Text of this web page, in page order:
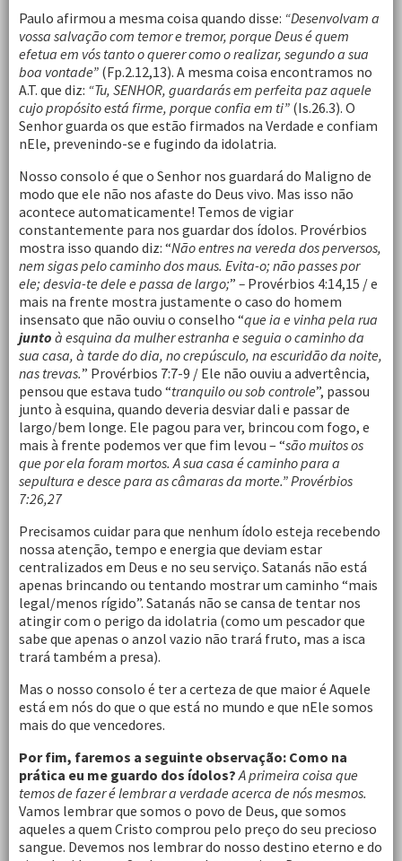
Paulo afirmou a mesma coisa quando disse: “Desenvolvam a
vossa salvação com temor e tremor, porque Deus é quem
efetua em vós tanto o querer como o realizar, segundo a sua
boa vontade” (Fp.2.12,13). A mesma coisa encontramos no
A.T. que diz: “Tu, SENHOR, guardarás em perfeita paz aquele
cujo propósito está firme, porque confia em ti” (Is.26.3). O
Senhor guarda os que estão firmados na Verdade e confiam
nEle, prevenindo-se e fugindo da idolatria.
Nosso consolo é que o Senhor nos guardará do Maligno de
modo que ele não nos afaste do Deus vivo. Mas isso não
acontece automaticamente! Temos de vigiar
constantemente para nos guardar dos ídolos. Provérbios
mostra isso quando diz: “Não entres na vereda dos perversos,
nem sigas pelo caminho dos maus. Evita-o; não passes por
ele; desvia-te dele e passa de largo;” – Provérbios 4:14,15 / e
mais na frente mostra justamente o caso do homem
insensato que não ouviu o conselho “que ia e vinha pela rua
junto à esquina da mulher estranha e seguia o caminho da
sua casa, à tarde do dia, no crepúsculo, na escuridão da noite,
nas trevas.” Provérbios 7:7-9 / Ele não ouviu a advertência,
pensou que estava tudo “tranquilo ou sob controle”, passou
junto à esquina, quando deveria desviar dali e passar de
largo/bem longe. Ele pagou para ver, brincou com fogo, e
mais à frente podemos ver que fim levou – “são muitos os
que por ela foram mortos. A sua casa é caminho para a
sepultura e desce para as câmaras da morte.” Provérbios
7:26,27
Precisamos cuidar para que nenhum ídolo esteja recebendo
nossa atenção, tempo e energia que deviam estar
centralizados em Deus e no seu serviço. Satanás não está
apenas brincando ou tentando mostrar um caminho “mais
legal/menos rígido”. Satanás não se cansa de tentar nos
atingir com o perigo da idolatria (como um pescador que
sabe que apenas o anzol vazio não trará fruto, mas a isca
trará também a presa).
Mas o nosso consolo é ter a certeza de que maior é Aquele
está em nós do que o que está no mundo e que nEle somos
mais do que vencedores.
Por fim, faremos a seguinte observação: Como na
prática eu me guardo dos ídolos? A primeira coisa que
temos de fazer é lembrar a verdade acerca de nós mesmos.
Vamos lembrar que somos o povo de Deus, que somos
aqueles a quem Cristo comprou pelo preço do seu precioso
sangue. Devemos nos lembrar do nosso destino eterno e do